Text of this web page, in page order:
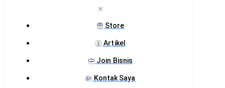
Store
Artikel
Join Bisnis
Kontak Saya